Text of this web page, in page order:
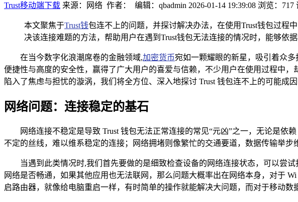
Trust移动端下载 来源：网络 作者： 编辑：qbadmin 2026-01-14 19:39:08 浏览：717
本文聚焦于Trust钱包连不上的问题，并探讨解决办法，在使用Trust钱包过程
决该连接难题的方法，帮助用户在遇到Trust钱包无法连接的情况时，能够依
在当今数字化浪潮席卷的金融领域,加密货币宛如一颗耀眼的新星，吸引着众
便捷性与高度的安全性，赢得了广大用户的喜爱与信赖，不少用户在使用过程中
陷入了焦虑与担忧的漩涡，我们将全方位、深入地探讨 Trust 钱包连不上的可能成
网络问题：连接稳定的基石
网络连接不稳定是导致 Trust 钱包无法正常连接的常见“元凶”之一，无论是
不定的丝线，难以维系稳定的连接；网络拥堵则像繁忙的交通要道，数据传输举
当遇到此类情况时,我们首先要做的是细致检查设备的网络连接状态，可以尝
网络是否畅通，如果其他应用也无法联网，那么问题大概率出在网络本身，对于
启路由器，就像给电脑重启一样，有时简单的操作就能解决大问题，而对于移动